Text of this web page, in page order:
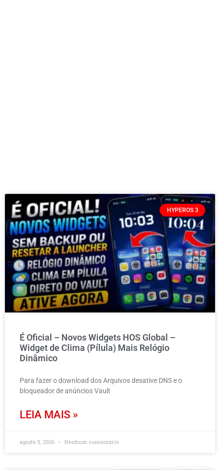
HYPEROS 3
É Oficial – Novos Widgets HOS Global –
Widget de Clima (Pílula) Mais Relógio
Dinâmico
Para fazer o download dos Arquivos desative DNS e o
bloqueador de anúncios Vault
LEIA MAIS »
agosto 5, 2026 Nenhum comentário